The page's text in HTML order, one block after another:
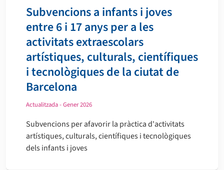
Subvencions a infants i joves
entre 6 i 17 anys per a les
activitats extraescolars
artístiques, culturals, científiques
i tecnològiques de la ciutat de
Barcelona
Actualitzada - Gener 2026
Subvencions per afavorir la pràctica d'activitats
artístiques, culturals, científiques i tecnològiques
dels infants i joves